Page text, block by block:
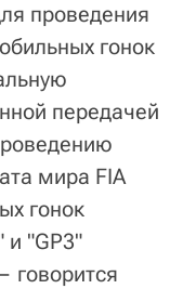
проведения
гонок
передачей
мира FIA
гонок
и "GP3"
говорится